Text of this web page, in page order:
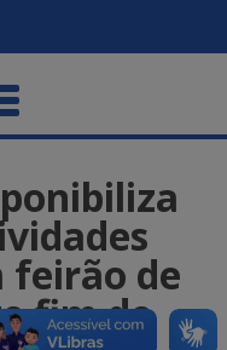
feirão de
fim de